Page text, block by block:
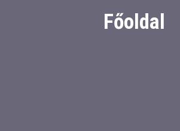
Főoldal